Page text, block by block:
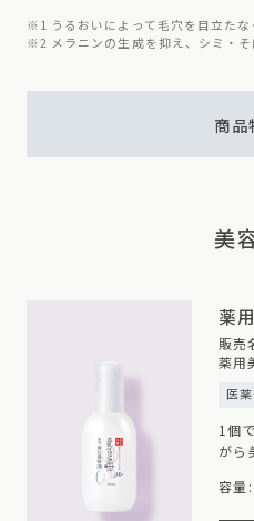
※1 うるおいによって毛穴を目立たな
※2 メラニンの生成を抑え、シミ・そ
商品
美
薬
販売
薬用
医
1個
がら
容量